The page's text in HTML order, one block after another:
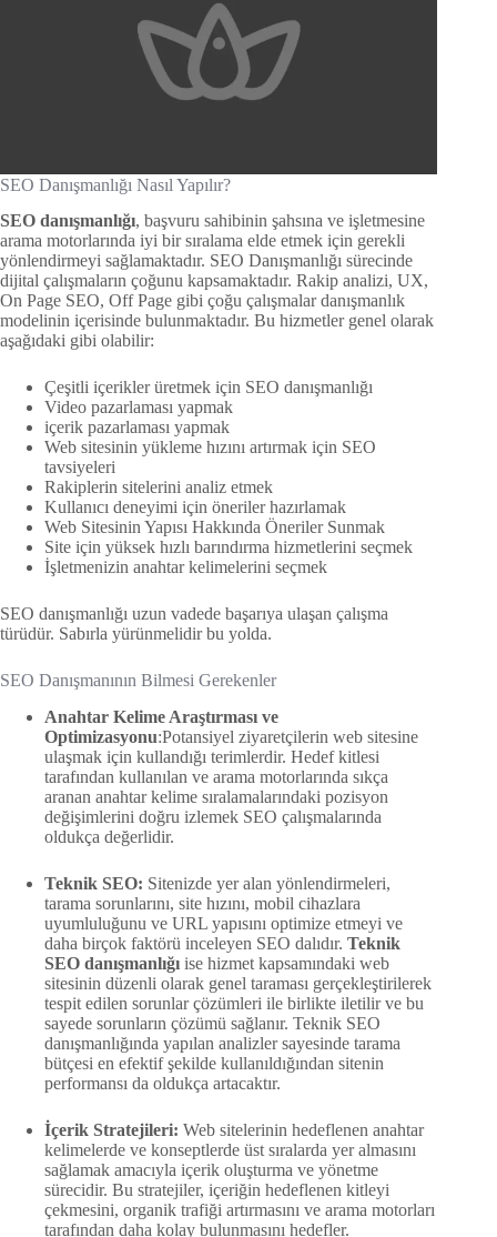
SEO Danışmanlığı Nasıl Yapılır?
SEO danışmanlığı, başvuru sahibinin şahsına ve işletmesine
arama motorlarında iyi bir sıralama elde etmek için gerekli
yönlendirmeyi sağlamaktadır. SEO Danışmanlığı sürecinde
dijital çalışmaların çoğunu kapsamaktadır. Rakip analizi, UX,
On Page SEO, Off Page gibi çoğu çalışmalar danışmanlık
modelinin içerisinde bulunmaktadır. Bu hizmetler genel olarak
aşağıdaki gibi olabilir:
Çeşitli içerikler üretmek için SEO danışmanlığı
Video pazarlaması yapmak
içerik pazarlaması yapmak
Web sitesinin yükleme hızını artırmak için SEO
tavsiyeleri
Rakiplerin sitelerini analiz etmek
Kullanıcı deneyimi için öneriler hazırlamak
Web Sitesinin Yapısı Hakkında Öneriler Sunmak
Site için yüksek hızlı barındırma hizmetlerini seçmek
İşletmenizin anahtar kelimelerini seçmek
SEO danışmanlığı uzun vadede başarıya ulaşan çalışma
türüdür. Sabırla yürünmelidir bu yolda.
SEO Danışmanının Bilmesi Gerekenler
Anahtar Kelime Araştırması ve
Optimizasyonu:Potansiyel ziyaretçilerin web sitesine
ulaşmak için kullandığı terimlerdir. Hedef kitlesi
tarafından kullanılan ve arama motorlarında sıkça
aranan anahtar kelime sıralamalarındaki pozisyon
değişimlerini doğru izlemek SEO çalışmalarında
oldukça değerlidir.
Teknik SEO: Sitenizde yer alan yönlendirmeleri,
tarama sorunlarını, site hızını, mobil cihazlara
uyumluluğunu ve URL yapısını optimize etmeyi ve
daha birçok faktörü inceleyen SEO dalıdır. Teknik
SEO danışmanlığı ise hizmet kapsamındaki web
sitesinin düzenli olarak genel taraması gerçekleştirilerek
tespit edilen sorunlar çözümleri ile birlikte iletilir ve bu
sayede sorunların çözümü sağlanır. Teknik SEO
danışmanlığında yapılan analizler sayesinde tarama
bütçesi en efektif şekilde kullanıldığından sitenin
performansı da oldukça artacaktır.
İçerik Stratejileri: Web sitelerinin hedeflenen anahtar
kelimelerde ve konseptlerde üst sıralarda yer almasını
sağlamak amacıyla içerik oluşturma ve yönetme
sürecidir. Bu stratejiler, içeriğin hedeflenen kitleyi
çekmesini, organik trafiği artırmasını ve arama motorları
tarafından daha kolay bulunmasını hedefler.